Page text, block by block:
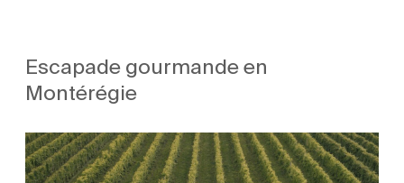
Escapade gourmande en
Montérégie